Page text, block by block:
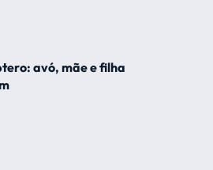
avó, mãe e filha